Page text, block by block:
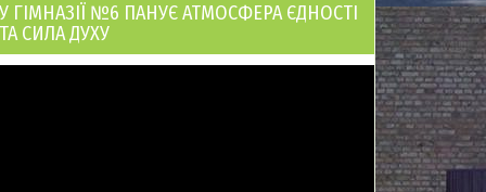
У ГІМНАЗІЇ №6 ПАНУЄ АТМОСФЕРА ЄДНОСТІ
ТА СИЛА ДУХУ